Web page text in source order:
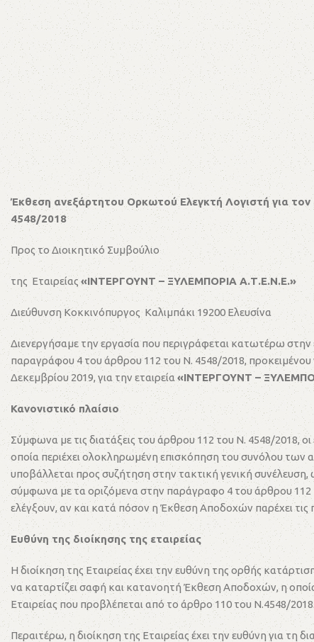
Έκθεση ανεξάρτητου Ορκωτού Ελεγκτή Λογιστή για
4548/2018
Προς το Διοικητικό Συμβούλιο
της Εταιρείας«ΙΝΤΕΡΓΟΥΝΤ – ΞΥΛΕΜΠΟΡΙΑ Α.Τ.Ε.Ν.Ε.»
Διεύθυνση Κοκκινόπυργος Καλιμπάκι 19200 Ελευσίνα
Διενεργήσαμε την εργασία που περιγράφεται κατωτέρω στην
παραγράφου 4 του άρθρου 112 του Ν. 4548/2018,
Δεκεμβρίου 2019, για την εταιρεία«ΙΝΤΕΡΓΟΥΝΤ –
Κανονιστικό πλαίσιο
Σύμφωνα με τις διατάξεις του άρθρου 112 του Ν. 4548/2018,
οποία περιέχει ολοκληρωμένη επισκόπηση του συνόλου
υποβάλλεται προς συζήτηση στην τακτική γενική
σύμφωνα με τα οριζόμενα στην παράγραφο 4 του άρθρου 112
ελέγξουν, αν και κατά πόσον η Έκθεση Αποδοχών παρέχει
Ευθύνη της διοίκησης της εταιρείας
Η διοίκηση της Εταιρείας έχει την ευθύνη της ορθής
να καταρτίζει σαφή και κατανοητή Έκθεση Αποδοχών, η
Εταιρείας που προβλέπεται από το άρθρο 110 του Ν.4548/2018.
Περαιτέρω, η διοίκηση της Εταιρείας έχει την ευθύνη για